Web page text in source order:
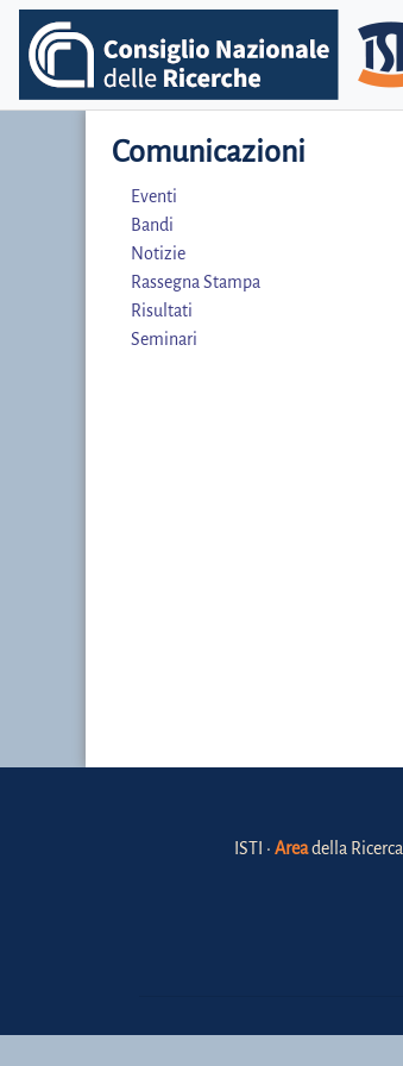
Comunicazioni
Eventi
Bandi
Notizie
Rassegna Stampa
Risultati
Seminari
ISTI • Areadella Ricerca